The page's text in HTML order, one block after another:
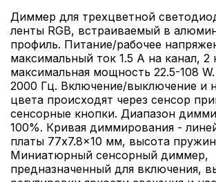
Диммер для трехцветной
ленты RGB, встраиваемый в
профиль. Питание/рабочее
максимальный ток 1.5 A на канал, 2
максимальная мощность 22.5-108
2000 Гц. Включение/выключение и
цвета происходят через сенсор
сенсорные кнопки. Диапазон
100%. Кривая диммирования -
платы 77x7.8x10 мм, высота
Миниатюрный сенсорный диммер,
предназначенный для включения,